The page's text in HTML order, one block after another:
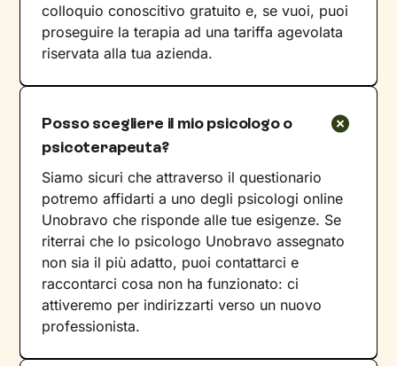
colloquio conoscitivo gratuito e, se vuoi, puoi
proseguire la terapia ad una tariffa agevolata
riservata alla tua azienda.
Posso scegliere il mio psicologo o
psicoterapeuta?
Siamo sicuri che attraverso il questionario
potremo affidarti a uno degli psicologi online
Unobravo che risponde alle tue esigenze. Se
riterrai che lo psicologo Unobravo assegnato
non sia il più adatto, puoi contattarci e
raccontarci cosa non ha funzionato: ci
attiveremo per indirizzarti verso un nuovo
professionista.